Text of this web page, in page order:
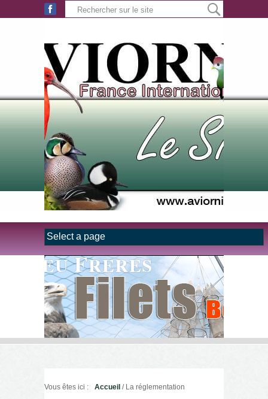
Aller au contenu principal
Vous êtes ici : Accueil / La réglementation